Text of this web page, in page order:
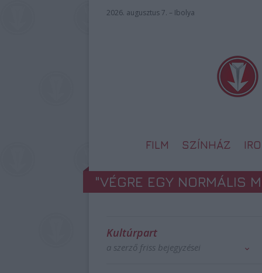
2026. augusztus 7. – Ibolya
FILM SZÍNHÁZ
"VÉGRE EGY NORMÁLIS
Kultúrpart
a szerző friss bejegyzései